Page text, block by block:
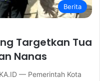
Berita
Targetkan Tua
Nanas
— Pemerintah Kota